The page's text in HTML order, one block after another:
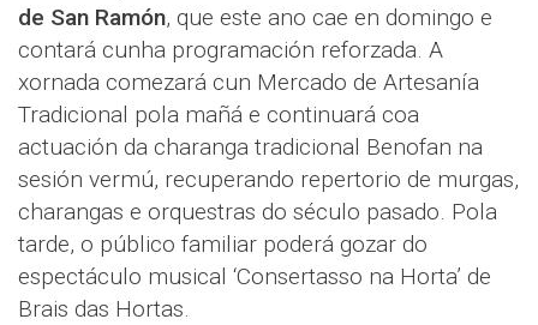
de San Ramón, que este ano cae en domingo e
contará cunha programación reforzada. A
xornada comezará cun Mercado de Artesanía
Tradicional pola mañá e continuará coa
actuación da charanga tradicional Benofan na
sesión vermú, recuperando repertorio de murgas,
charangas e orquestras do século pasado. Pola
tarde, o público familiar poderá gozar do
espectáculo musical ‘Consertasso na Horta’ de
Brais das Hortas.